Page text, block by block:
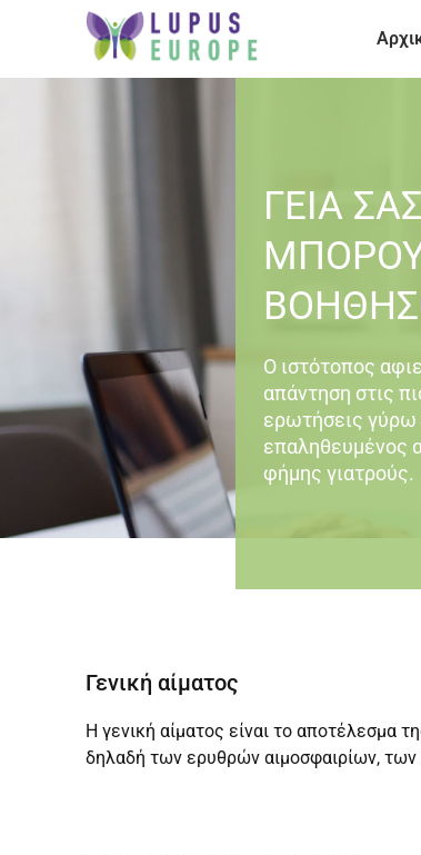
ΓΕΙΑ
Ο ιστότοπος
απάντηση στις
ερωτήσεις γύρω
επαληθευμένος
φήμης γιατρούς.
Γενική αίματος
Η γενική αίματος είναι το αποτέλεσμα
δηλαδή των ερυθρών αιμοσφαιρίων,